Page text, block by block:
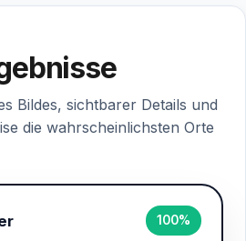
Bildes, sichtbarer Details und
die wahrscheinlichsten Orte
100%